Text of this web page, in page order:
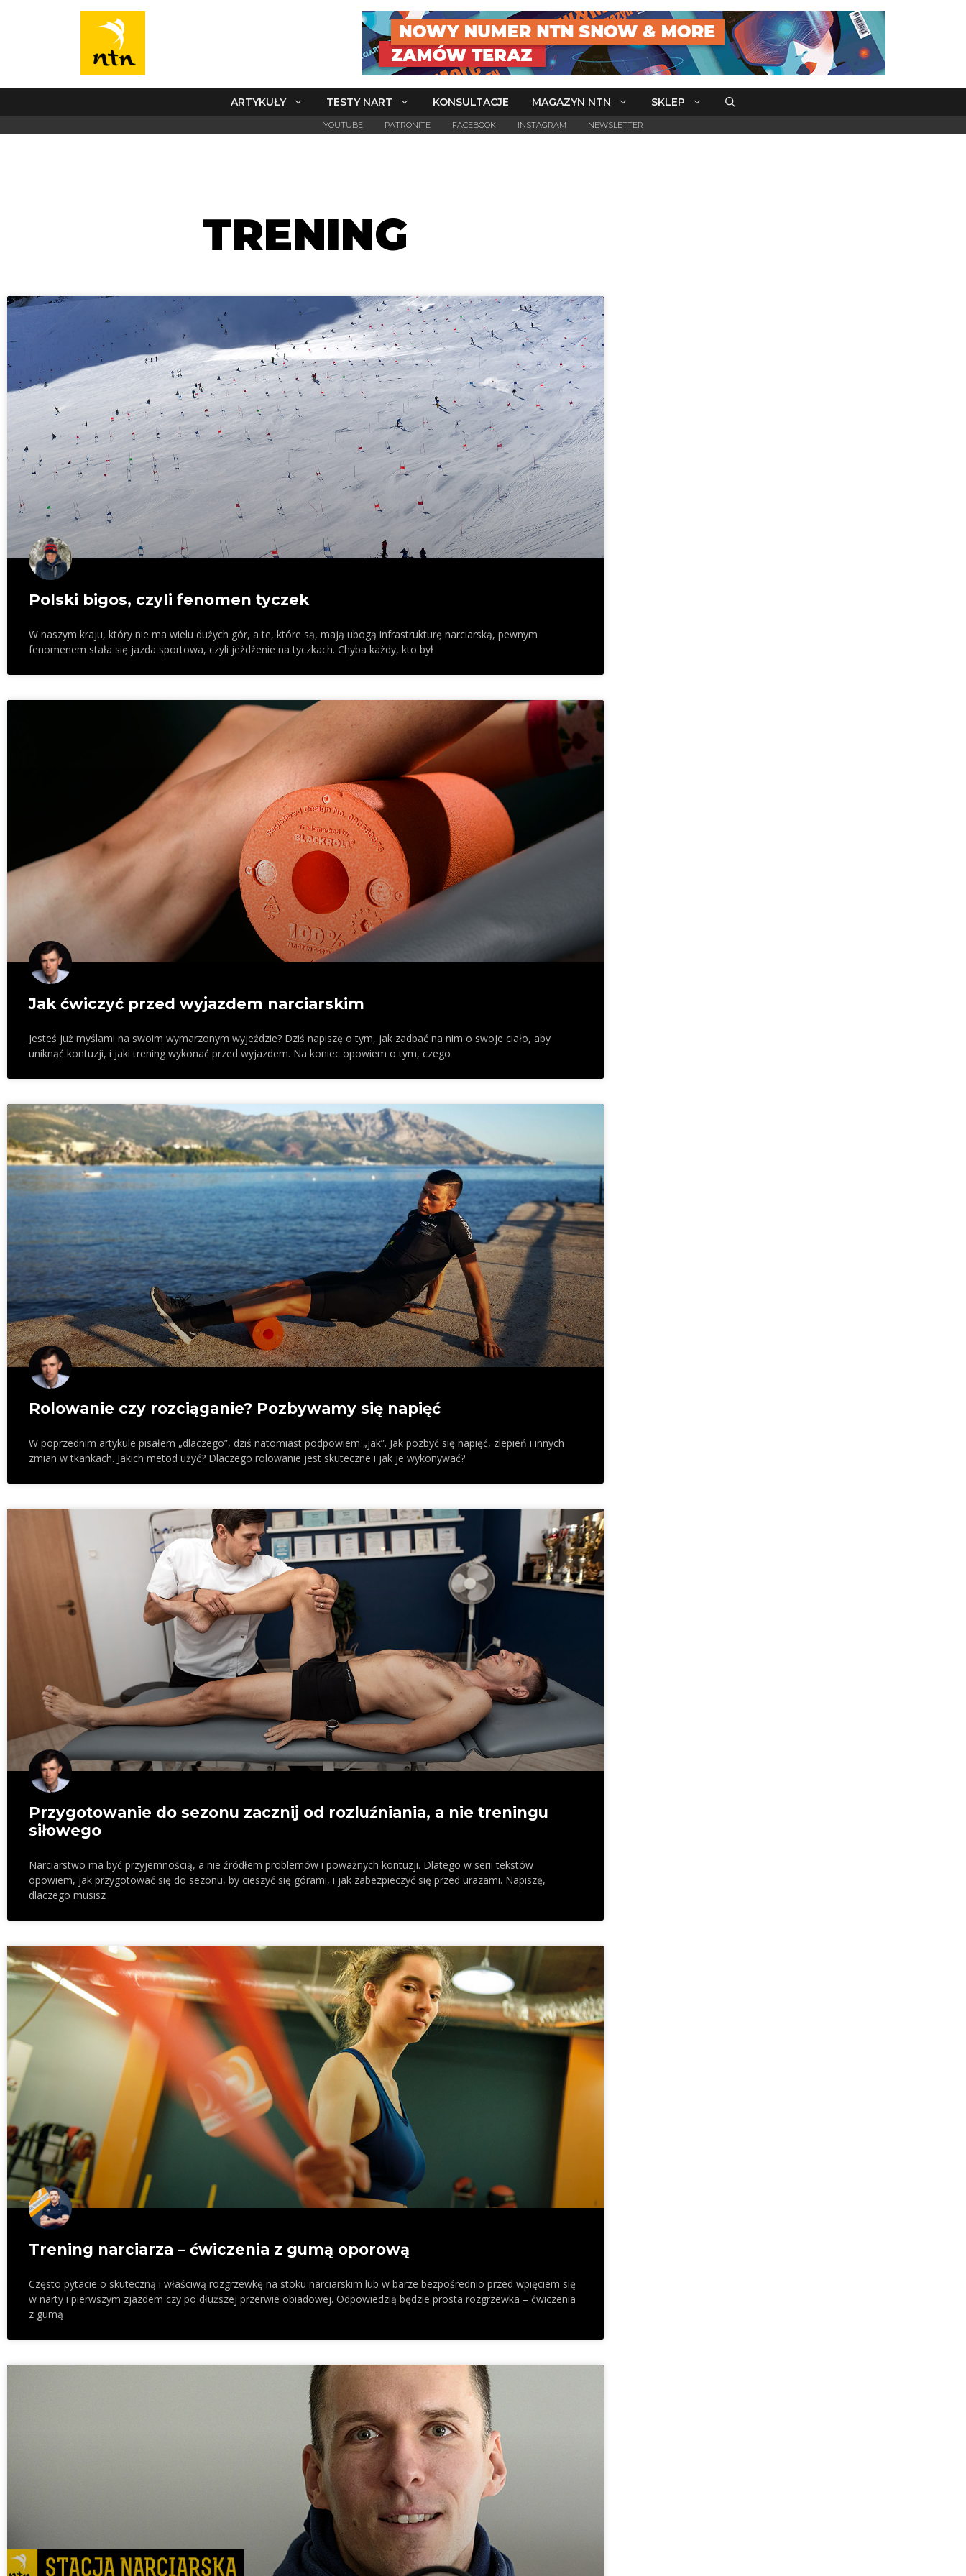
ARTYKUŁY TESTY NART KONSULTACJE MAGAZYN NTN SKLEP
YOUTUBE PATRONITE FACEBOOK INSTAGRAM NEWSLETTER
TRENING
Polski bigos, czyli fenomen tyczek
W naszym kraju, który nie ma wielu dużych gór, a te, które są, mają ubogą infrastrukturę narciarską, pewnym
fenomenem stała się jazda sportowa, czyli jeżdżenie na tyczkach. Chyba każdy, kto był
Jak ćwiczyć przed wyjazdem narciarskim
Jesteś już myślami na swoim wymarzonym wyjeździe? Dziś napiszę o tym, jak zadbać na nim o swoje ciało, aby
uniknąć kontuzji, i jaki trening wykonać przed wyjazdem. Na koniec opowiem o tym, czego
Rolowanie czy rozciąganie? Pozbywamy się napięć
W poprzednim artykule pisałem „dlaczego”, dziś natomiast podpowiem „jak”. Jak pozbyć się napięć, zlepień i innych
zmian w tkankach. Jakich metod użyć? Dlaczego rolowanie jest skuteczne i jak je wykonywać?
Przygotowanie do sezonu zacznij od rozluźniania, a nie treningu
siłowego
Narciarstwo ma być przyjemnością, a nie źródłem problemów i poważnych kontuzji. Dlatego w serii tekstów
opowiem, jak przygotować się do sezonu, by cieszyć się górami, i jak zabezpieczyć się przed urazami. Napiszę,
dlaczego musisz
Trening narciarza – ćwiczenia z gumą oporową
Często pytacie o skuteczną i właściwą rozgrzewkę na stoku narciarskim lub w barze bezpośrednio przed wpięciem się
w narty i pierwszym zjazdem czy po dłuższej przerwie obiadowej. Odpowiedzią będzie prosta rozgrzewka – ćwiczenia
z gumą